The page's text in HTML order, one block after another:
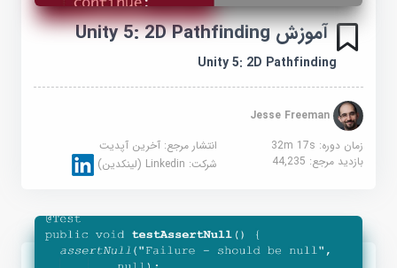
آموزش Unity 5: 2D Pathfinding
Unity 5: 2D Pathfinding
Jesse Freeman
زمان دوره: 32m 17s
انتشار مرجع:آخرین آپدیت
بازدید مرجع:44,235 شرکت:Linkedin (لینکدین)